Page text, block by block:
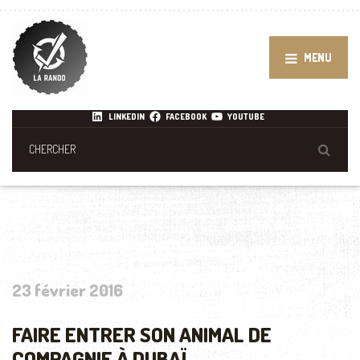
MENU
LINKEDIN FACEBOOK YOUTUBE
23 février 2016
FAIRE ENTRER SON ANIMAL DE